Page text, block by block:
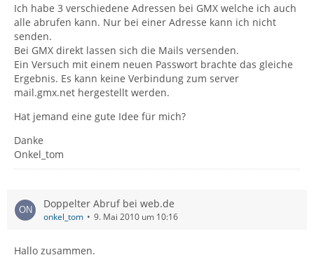
Ich habe 3 verschiedene Adressen bei GMX welche ich auch
alle abrufen kann. Nur bei einer Adresse kann ich nicht
senden.
Bei GMX direkt lassen sich die Mails versenden.
Ein Versuch mit einem neuen Passwort brachte das gleiche
Ergebnis. Es kann keine Verbindung zum server
mail.gmx.net hergestellt werden.
Hat jemand eine gute Idee für mich?
Danke
Onkel_tom
Doppelter Abruf bei web.de
onkel_tom 9. Mai 2010 um 10:16
Hallo zusammen.